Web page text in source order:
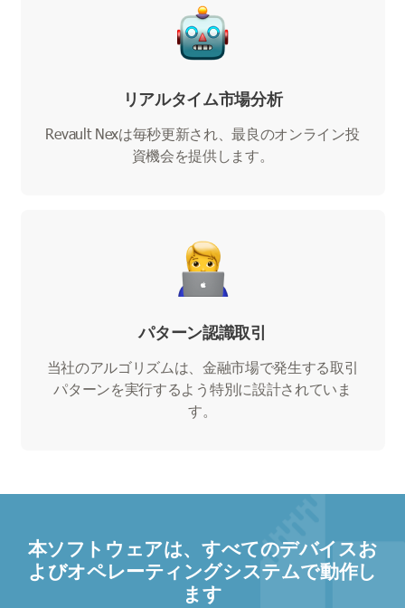
リアルタイム市場分析
Revault Nexは毎秒更新され、最良のオンライン投
資機会を提供します。
パターン認識取引
当社のアルゴリズムは、金融市場で発生する取引
パターンを実行するよう特別に設計されていま
す。
本ソフトウェアは、すべてのデバイスお
よびオペレーティングシステムで動作し
ます